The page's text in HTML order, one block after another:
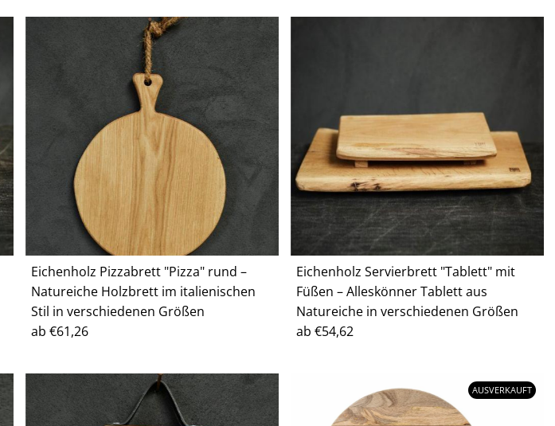
Eichenholz Pizzabrett "Pizza" rund –
Natureiche Holzbrett im italienischen
Stil in verschiedenen Größen
Regulärer
ab €61,26
Eichenholz Servierbrett "Tablett" mit
Füßen – Alleskönner Tablett aus
Natureiche in verschiedenen Größen
Regulärer
ab €54,62
AUSVERKAUFT